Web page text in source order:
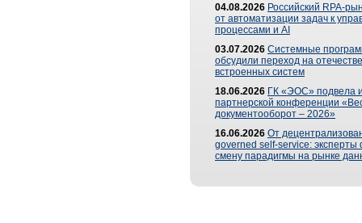
04.08.2026 Российский RPA-
от автоматизации задач к
процессами и AI
03.07.2026 Системные
обсудили переход на
встроенных систем
18.06.2026 ГК «ЭОС» подвела
партнерской конференции
документооборот – 2026»
16.06.2026 От
governed self-service: эксперты
смену парадигмы на рынке